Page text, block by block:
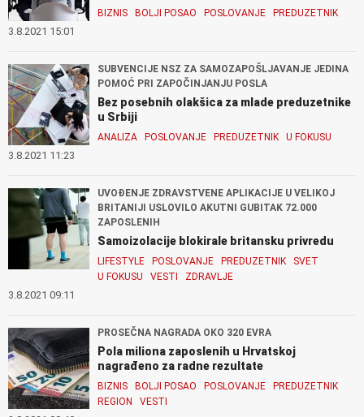
BIZNIS BOLJI POSAO POSLOVANJE PREDUZETNIK
3.8.2021 15:01
SUBVENCIJE NSZ ZA SAMOZAPOŠLJAVANJE JEDINA
POMOĆ PRI ZAPOČINJANJU POSLA
Bez posebnih olakšica za mlade preduzetnike
u Srbiji
ANALIZA POSLOVANJE PREDUZETNIK U FOKUSU
3.8.2021 11:23
UVOĐENJE ZDRAVSTVENE APLIKACIJE U VELIKOJ
BRITANIJI USLOVILO AKUTNI GUBITAK 72.000
ZAPOSLENIH
Samoizolacije blokirale britansku privredu
LIFESTYLE POSLOVANJE PREDUZETNIK
SVET
U FOKUSU
VESTI ZDRAVLJE
3.8.2021 09:11
PROSEČNA NAGRADA OKO 320 EVRA
Pola miliona zaposlenih u Hrvatskoj
nagrađeno za radne rezultate
BIZNIS BOLJI POSAO POSLOVANJE
PREDUZETNIK
REGION
VESTI